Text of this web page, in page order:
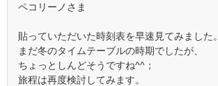
ペコリーノさま
貼っていただいた時刻表を早速見てみました。
まだ冬のタイムテーブルの時期でしたが、
ちょっとしんどそうですね^^；
旅程は再度検討してみます。